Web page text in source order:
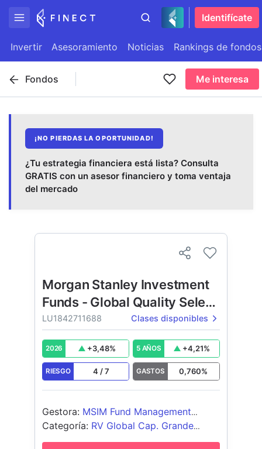
Identifícate
Invertir Asesoramiento Noticias Rankings de fondos
Fondos Me interesa
¡NO PIERDAS LA OPORTUNIDAD!
¿Tu estrategia financiera está lista? Consulta
GRATIS con un asesor financiero y toma ventaja
del mercado
Morgan Stanley Investment
Funds - Global Quality Select
Fund
LU1842711688 Clases disponibles
2026 +3,48% 5 AÑOS +4,21%
RIESGO 4 /7 GASTOS 0,760%
Gestora: MSIM Fund Management
(Ireland) Limited
Categoría: RV Global Cap. Grande
Blend